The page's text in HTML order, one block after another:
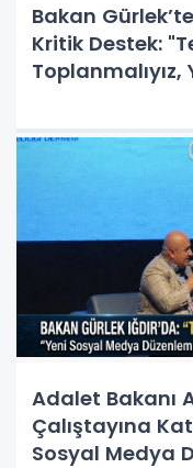
Bakan
Kritik Destek:
Adalet Bakanı
Çalıştayına
Sosyal Medya